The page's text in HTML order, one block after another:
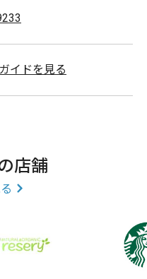
イドを見る
店舗